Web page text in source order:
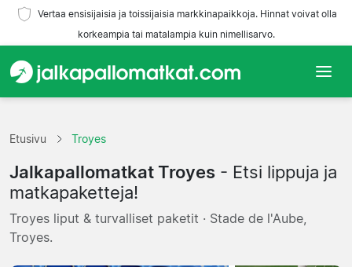
Vertaa ensisijaisia ja toissijaisia markkinapaikkoja. Hinnat voivat olla
korkeampia tai matalampia kuin nimellisarvo.
Joukkueet
Liigat
Matkatoimistoja
Etusivu Troyes
Jalkapallomatkat Troyes - Etsi lippuja ja
matkapaketteja!
Troyes liput & turvalliset paketit · Stade de l'Aube,
Troyes.